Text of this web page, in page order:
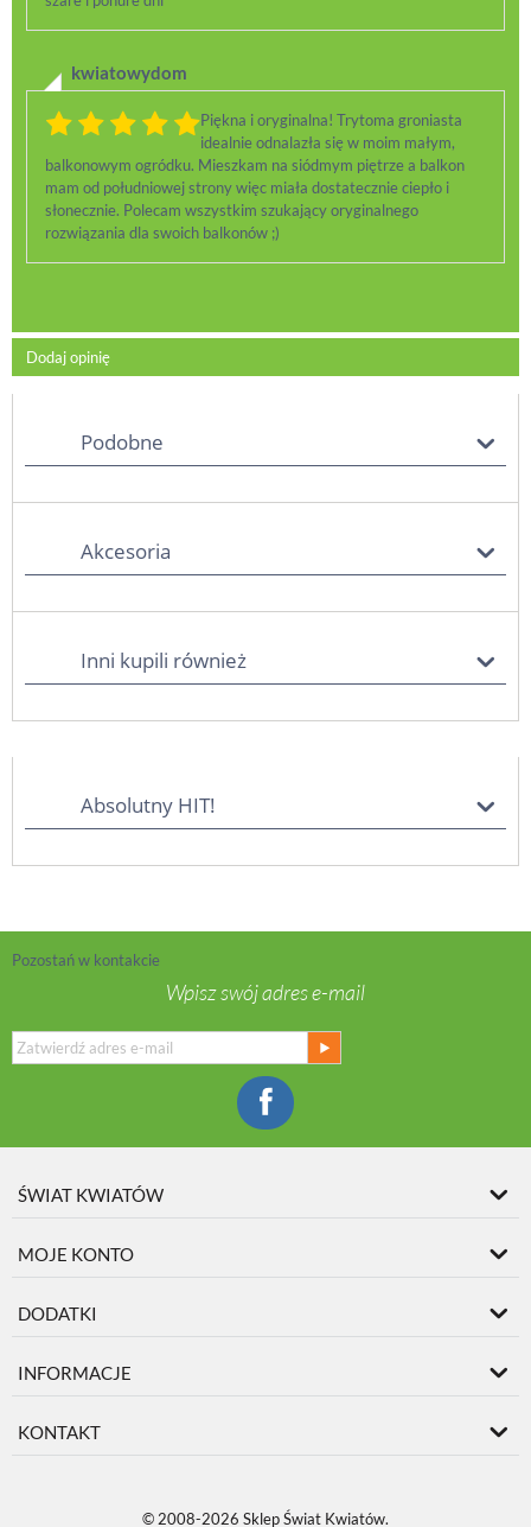
kwiatowydom
Piękna i oryginalna! Trytoma groniasta
idealnie odnalazła się w moim małym,
balkonowym ogródku. Mieszkam na siódmym piętrze a balkon
mam od południowej strony więc miała dostatecznie ciepło i
słonecznie. Polecam wszystkim szukający oryginalnego
rozwiązania dla swoich balkonów ;)
Dodaj opinię
Podobne
Akcesoria
Inni kupili również
Absolutny HIT!
Pozostań w kontakcie
Wpisz swój adres e-mail
ŚWIAT KWIATÓW
MOJE KONTO
DODATKI
INFORMACJE
KONTAKT
© 2008-2026 Sklep Świat Kwiatów.